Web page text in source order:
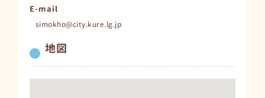
E-mail
simokho@city.kure.lg.jp
地図